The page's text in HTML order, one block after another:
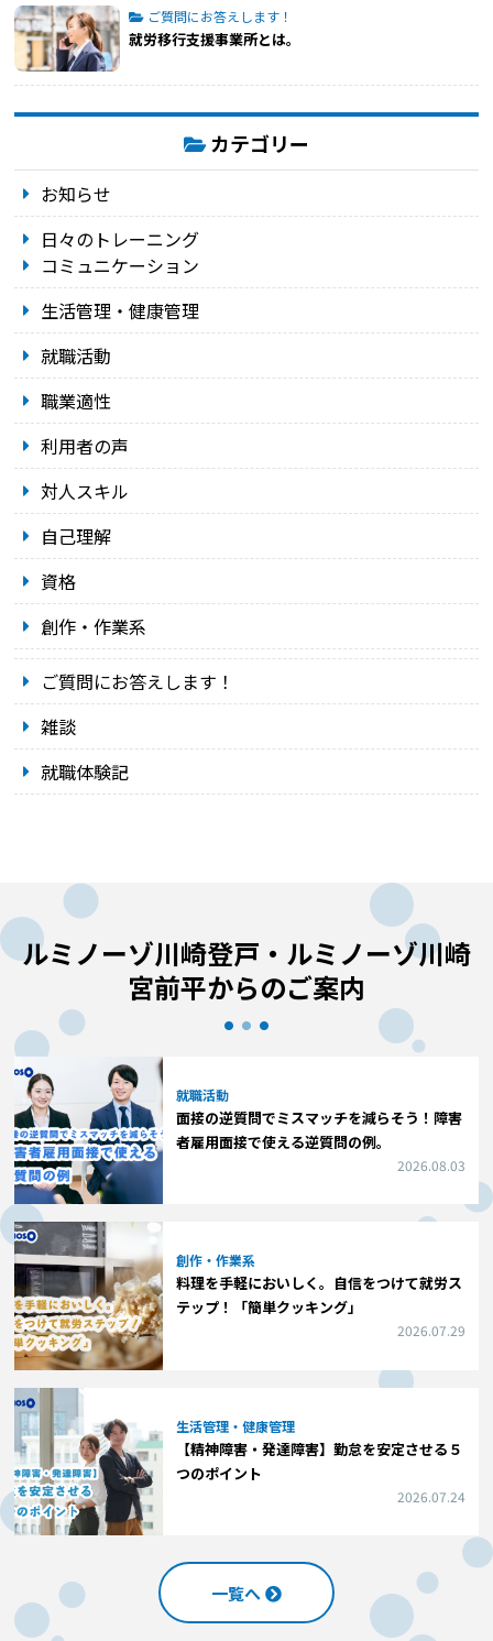
ご質問にお答えします！
就労移行支援事業所とは。
カテゴリー
お知らせ
日々のトレーニング
コミュニケーション
生活管理・健康管理
就職活動
職業適性
利用者の声
対人スキル
自己理解
資格
創作・作業系
ご質問にお答えします！
雑談
就職体験記
ルミノーゾ川崎登戸・ルミノーゾ川崎
宮前平からのご案内
就職活動
面接の逆質問でミスマッチを減らそう！障害
者雇用面接で使える逆質問の例。
2026.08.03
創作・作業系
料理を手軽においしく。自信をつけて就労ス
テップ！「簡単クッキング」
2026.07.29
生活管理・健康管理
【精神障害・発達障害】勤怠を安定させる５
つのポイント
2026.07.24
一覧へ